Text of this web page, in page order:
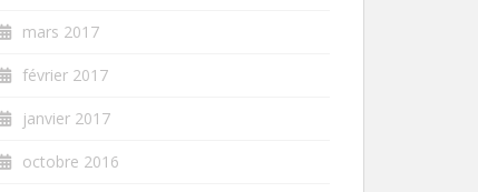
mars 2017
février 2017
janvier 2017
octobre 2016